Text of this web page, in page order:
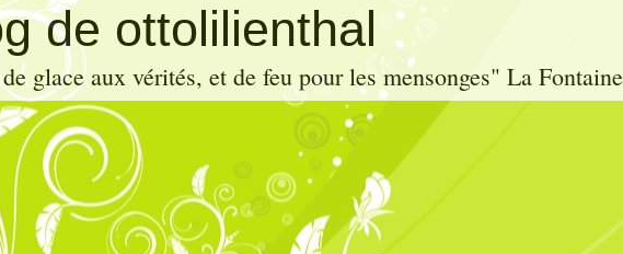
de ottolilienthal
glace aux vérités, et de feu pour les mensonges" La Fontaine